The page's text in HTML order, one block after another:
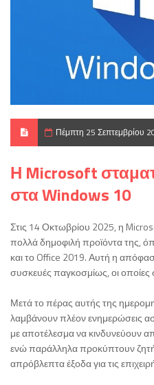
Πέμπτη 25 Σεπτεμβρίου
Η Microsoft
στα Windows 10
Στις 14 Οκτωβρίου 2025, η
πολλά δημοφιλή προϊόντα της,
και το Office 2019. Αυτή η
συσκευές παγκοσμίως, οι οποίες
Μετά το πέρας αυτής της
λαμβάνουν πλέον ενημερώσεις
με αποτέλεσμα να κινδυνεύουν
ενώ παράλληλα προκύπτουν
απρόβλεπτα έξοδα για τις